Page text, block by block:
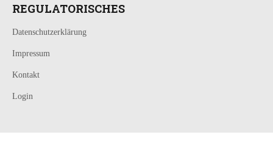
REGULATORISCHES
Datenschutzerklärung
Impressum
Kontakt
Login